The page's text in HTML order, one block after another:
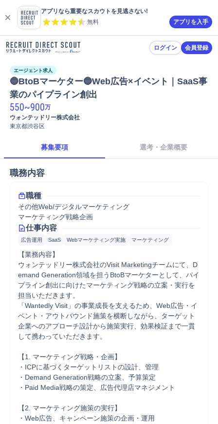
アプリなら重要なスカウトを見逃さない!
無料
アプリを入手
ログイン 会員登録
エージェント求人
🔵BtoBマーケター🔵Web広告×イベント｜SaaS事
業のパイプライン創出
550~900万
ウォンテッドリー株式会社
東京都渋谷区
募集要項 選考・企業概要
職務内容
職種
その他Web/デジタルマーケティング
マーケティング戦略企画
仕事内容
広告運用 SaaS Webマーケティング実施 マーケティング
【業務内容】
ウォンテッドリー株式会社のVisit Marketingチームにて、D
emand Generation領域を担うBtoBマーケターとして、パイ
プライン創出に向けたマーケティング戦略の立案・実行を
担当いただきます。
「Wantedly Visit」の事業成長を支えるため、Web広告・イ
ベント・アウトバウンド施策を横断しながら、ターゲット
企業へのアプローチ設計から施策実行、効果検証まで一貫
して携わっていただきます。
【1. マーケティング戦略・企画】
・ICPに基づくターゲットリストの設計、管理
・Demand Generation戦略の立案、予算策定
・Paid Media戦略の策定、広告代理店マネジメント
【2. マーケティング施策の実行】
・Web広告、キャンペーン施策の企画・運用